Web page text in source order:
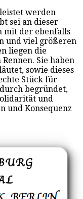
werden
sei an dieser
mit der ebenfalls
und viel größeren
liegen die
Sie haben
sowie dieses
Stück für
begründet,
und
und Konsequenz